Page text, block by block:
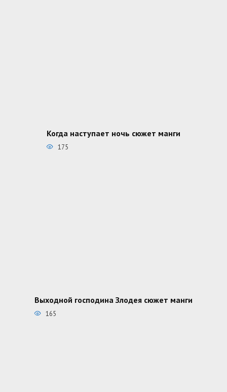
Когда наступает ночь сюжет манги
175
Выходной господина Злодея сюжет манги
165